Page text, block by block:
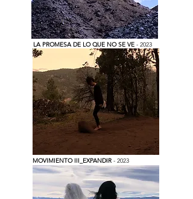
LA PROMESA DE LO QUE NO SE VE - 2023
MOVIMIENTO III_EXPANDIR - 2023